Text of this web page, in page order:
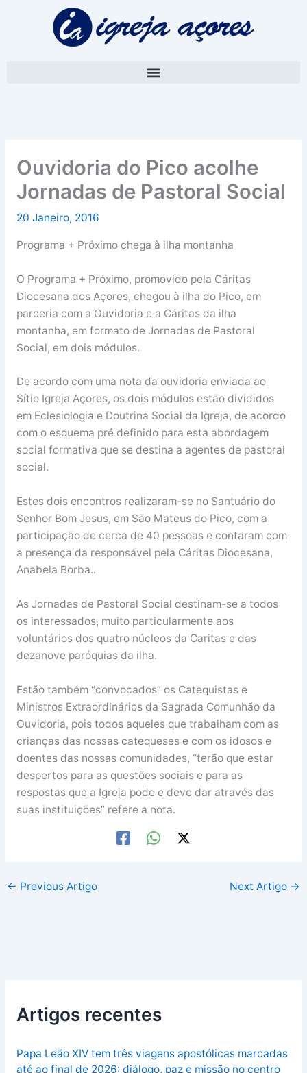
Ouvidoria do Pico acolhe
Jornadas de Pastoral Social
20 Janeiro, 2016
Programa + Próximo chega à ilha montanha
O Programa + Próximo, promovido pela Cáritas
Diocesana dos Açores, chegou à ilha do Pico, em
parceria com a Ouvidoria e a Cáritas da ilha
montanha, em formato de Jornadas de Pastoral
Social, em dois módulos.
De acordo com uma nota da ouvidoria enviada ao
Sítio Igreja Açores, os dois módulos estão divididos
em Eclesiologia e Doutrina Social da Igreja, de acordo
com o esquema pré definido para esta abordagem
social formativa que se destina a agentes de pastoral
social.
Estes dois encontros realizaram-se no Santuário do
Senhor Bom Jesus, em São Mateus do Pico, com a
participação de cerca de 40 pessoas e contaram com
a presença da responsável pela Cáritas Diocesana,
Anabela Borba..
As Jornadas de Pastoral Social destinam-se a todos
os interessados, muito particularmente aos
voluntários dos quatro núcleos da Caritas e das
dezanove paróquias da ilha.
Estão também “convocados” os Catequistas e
Ministros Extraordinários da Sagrada Comunhão da
Ouvidoria, pois todos aqueles que trabalham com as
crianças das nossas catequeses e com os idosos e
doentes das nossas comunidades, “terão que estar
despertos para as questões sociais e para as
respostas que a Igreja pode e deve dar através das
suas instituições” refere a nota.
← Previous Artigo Next Artigo →
Artigos recentes
Papa Leão XIV tem três viagens apostólicas marcadas
até ao final de 2026: diálogo, paz e missão no centro